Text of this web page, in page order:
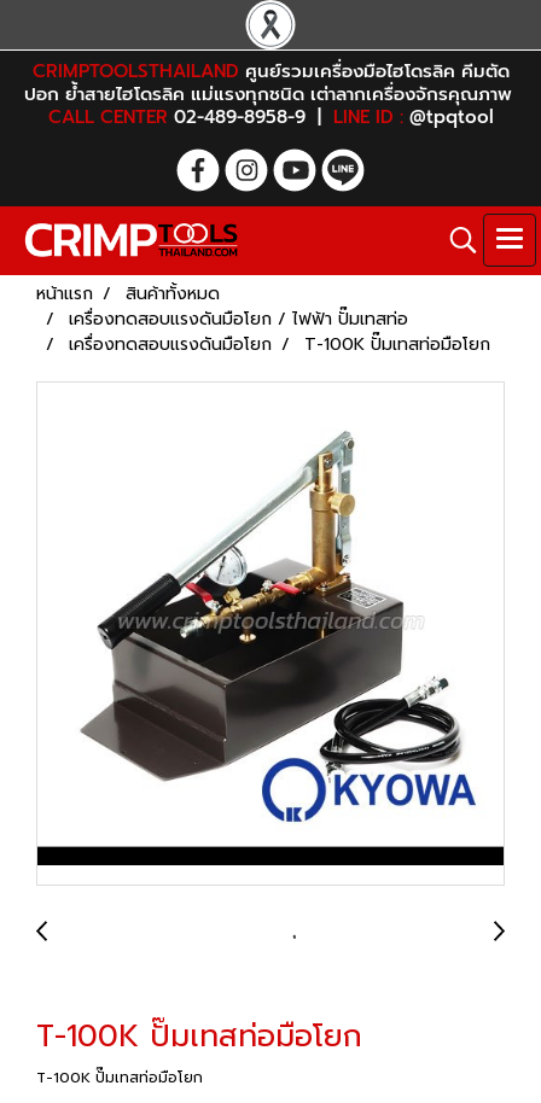
CRIMPTOOLSTHAILAND ศูนย์รวมเครื่องมือไฮโดรลิค คีมตัด
ปอก ย้ำสายไฮโดรลิค แม่แรงทุกชนิด เต่าลากเครื่องจักรคุณภาพ
CALL CENTER 02-489-8958-9 | LINE ID :@tpqtool
หน้าแรก
สินค้าทั้งหมด
เครื่องทดสอบแรงดันมือโยก / ไฟฟ้า ปั๊มเทสท่อ
เครื่องทดสอบแรงดันมือโยก
T-100K ปั๊มเทสท่อมือโยก
T-100K ปั๊มเทสท่อมือโยก
T-100K ปั๊มเทสท่อมือโยก